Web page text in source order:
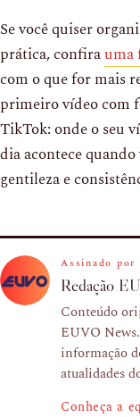
Se você quiser
prática, confirauma
com o que for mais
primeiro vídeo com
TikTok: onde o seu
dia acontece
gentileza e
Assinado por
Redação
Conteúdo
EUVO
informação
atualidades
Conheça a